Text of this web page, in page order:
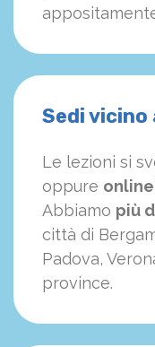
Sedi
Le lezioni si
oppure online
Abbiamo più
città di
Padova,
province.